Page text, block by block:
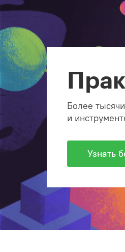
Более
и
Узнать